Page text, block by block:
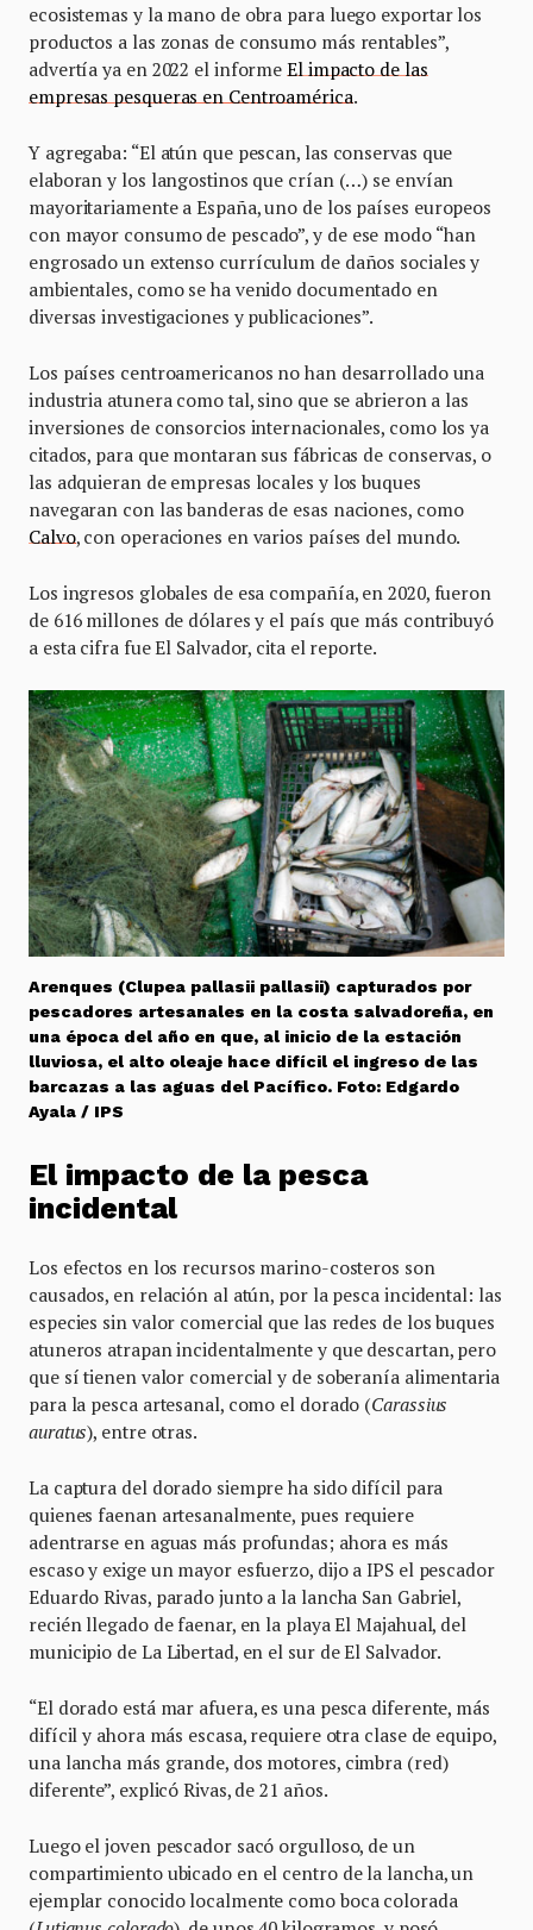
ecosistemas y la mano de obra para luego exportar los
productos a las zonas de consumo más rentables”,
advertía ya en 2022 el informeEl impacto de las
empresas pesqueras en Centroamérica.
Y agregaba: “El atún que pescan, las conservas que
elaboran y los langostinos que crían (…) se envían
mayoritariamente a España, uno de los países europeos
con mayor consumo de pescado”, y de ese modo “han
engrosado un extenso currículum de daños sociales y
ambientales, como se ha venido documentado en
diversas investigaciones y publicaciones”.
Los países centroamericanos no han desarrollado una
industria atunera como tal, sino que se abrieron a las
inversiones de consorcios internacionales, como los ya
citados, para que montaran sus fábricas de conservas, o
las adquieran de empresas locales y los buques
navegaran con las banderas de esas naciones, como
Calvo, con operaciones en varios países del mundo.
Los ingresos globales de esa compañía, en 2020, fueron
de 616 millones de dólares y el país que más contribuyó
a esta cifra fue El Salvador, cita el reporte.
Arenques (Clupea pallasii pallasii) capturados por
pescadores artesanales en la costa salvadoreña, en
una época del año en que, al inicio de la estación
lluviosa, el alto oleaje hace difícil el ingreso de las
barcazas a las aguas del Pacífico. Foto: Edgardo
Ayala / IPS
El impacto de la pesca
incidental
Los efectos en los recursos marino-costeros son
causados, en relación al atún, por la pesca incidental: las
especies sin valor comercial que las redes de los buques
atuneros atrapan incidentalmente y que descartan, pero
que sí tienen valor comercial y de soberanía alimentaria
para la pesca artesanal, como el dorado (Carassius
auratus), entre otras.
La captura del dorado siempre ha sido difícil para
quienes faenan artesanalmente, pues requiere
adentrarse en aguas más profundas; ahora es más
escaso y exige un mayor esfuerzo, dijo a IPS el pescador
Eduardo Rivas, parado junto a la lancha San Gabriel,
recién llegado de faenar, en la playa El Majahual, del
municipio de La Libertad, en el sur de El Salvador.
“El dorado está mar afuera, es una pesca diferente, más
difícil y ahora más escasa, requiere otra clase de equipo,
una lancha más grande, dos motores, cimbra (red)
diferente”, explicó Rivas, de 21 años.
Luego el joven pescador sacó orgulloso, de un
compartimiento ubicado en el centro de la lancha, un
ejemplar conocido localmente como boca colorada